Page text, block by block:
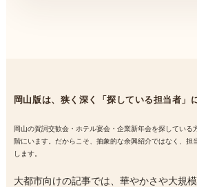
岡山版は、狭く深く「探している担当者」
岡山の賀詞交歓会・ホテル宴会・企業新年会を探している
階にいます。だからこそ、抽象的な余興紹介ではなく、担
します。
大都市向けの記事では、華やかさや大規